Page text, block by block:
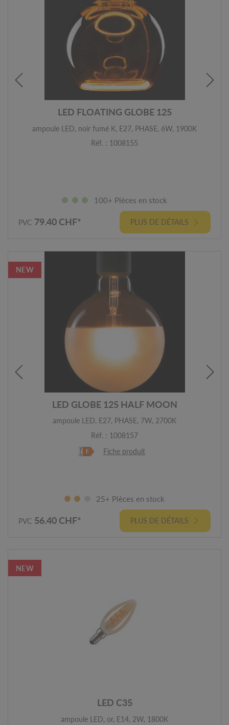
LED FLOATING GLOBE 125
ampoule LED, noir fumé K, E27, PHASE, 6W, 1900K
Réf. : 1008155
100+ Pièces en stock
PVC 79.40 CHF* PLUS DE DÉTAILS
NEW
LED GLOBE 125 HALF MOON
ampoule LED, E27, PHASE, 7W, 2700K
Réf. : 1008157
Fiche produit
25+ Pièces en stock
PVC 56.40 CHF* PLUS DE DÉTAILS
NEW
LED C35
ampoule LED, or, E14, 2W, 1800K